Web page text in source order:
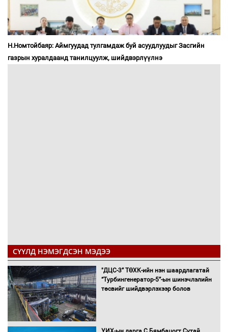
Н.Номтойбаяр: Аймгуудад тулгамдаж буй асуудлуудыг Засгийн
газрын хуралдаанд танилцуулж, шийдвэрлүүлнэ
СҮҮЛД НЭМЭГДСЭН МЭДЭЭ
"ДЦС-3” ТӨХК-ийн нэн шаардлагатай
“Турбингенератор-5”-ын шинэчлэлийн
төсвийг шийдвэрлэхээр болов